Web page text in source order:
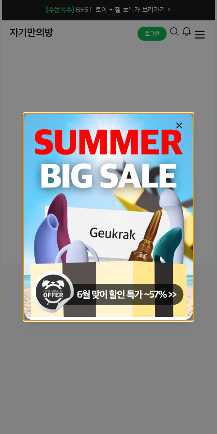
[주문폭주] BEST 토이 + 젤 초특가 보러가기 >
자기만의방 로그인
예상치 못한 에러입니다.